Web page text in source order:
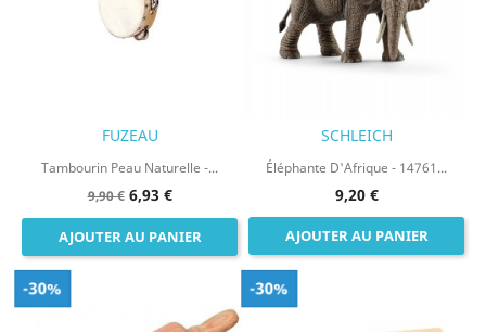
FUZEAU
Tambourin Peau Naturelle -...
9,90 € 6,93 €
AJOUTER AU PANIER
SCHLEICH
Éléphante D'Afrique - 14761...
9,20 €
AJOUTER AU PANIER
-30% -30%